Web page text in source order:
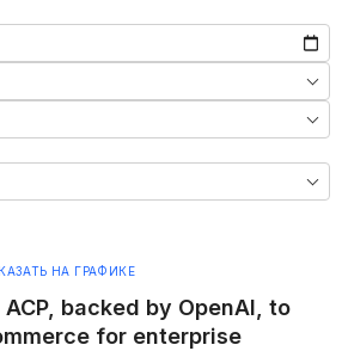
НА ГРАФИКЕ
backed by OpenAI, to
for enterprise